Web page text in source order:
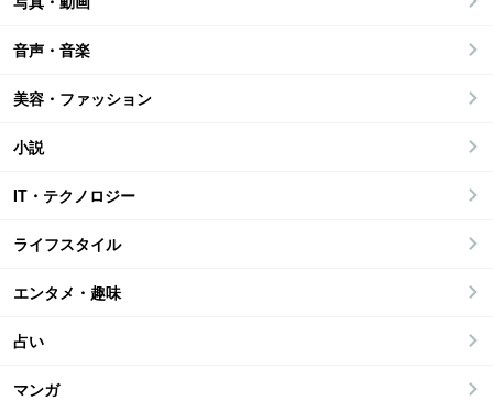
音声・音楽
美容・ファッション
小説
IT・テクノロジー
ライフスタイル
エンタメ・趣味
占い
マンガ